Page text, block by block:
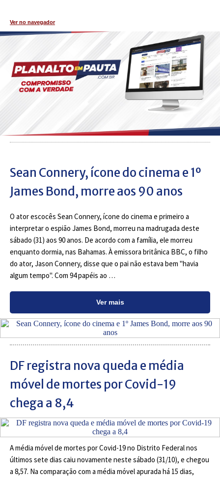
Ver no navegador
Sean Connery, ícone do cinema e 1º
James Bond, morre aos 90 anos
O ator escocês Sean Connery, ícone do cinema e primeiro a
interpretar o espião James Bond, morreu na madrugada deste
sábado (31) aos 90 anos. De acordo com a família, ele morreu
enquanto dormia, nas Bahamas. À emissora britânica BBC, o filho
do ator, Jason Connery, disse que o pai não estava bem "havia
algum tempo". Com 94 papéis ao …
Ver mais
DF registra nova queda e média
móvel de mortes por Covid-19
chega a 8,4
A média móvel de mortes por Covid-19 no Distrito Federal nos
últimos sete dias caiu novamente neste sábado (31/10), e chegou
a 8,57. Na comparação com a média móvel apurada há 15 dias,